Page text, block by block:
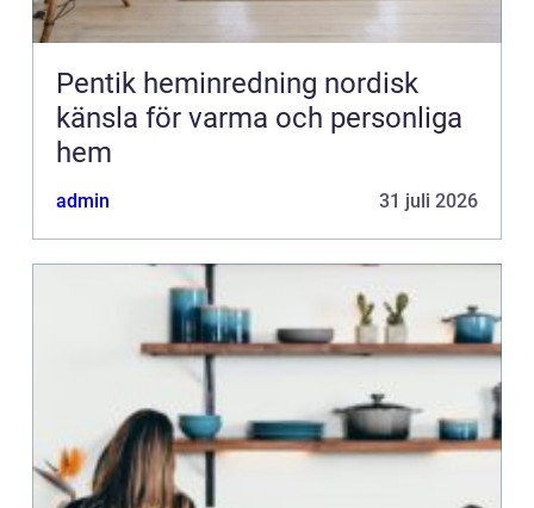
Pentik heminredning nordisk
känsla för varma och personliga
hem
admin 31 juli 2026